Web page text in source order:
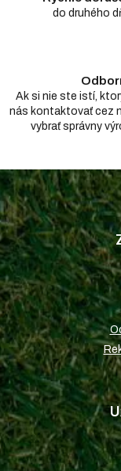
do druhého
Ak si nie ste istí,
nás kontaktovať cez
vybrať správny
Z
á
p
ä
t
i
e